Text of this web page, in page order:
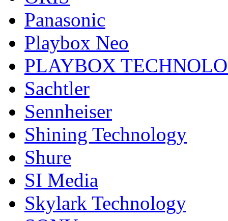
Panasonic
Playbox Neo
PLAYBOX
Sachtler
Sennheiser
Shining Technology
Shure
SI Media
Skylark Technology